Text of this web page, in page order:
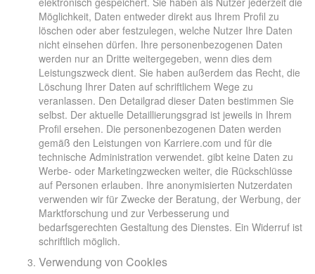
Möglichkeit, Daten entweder direkt aus Ihrem Profil zu
löschen oder aber festzulegen, welche Nutzer Ihre Daten
nicht einsehen dürfen. Ihre personenbezogenen Daten
werden nur an Dritte weitergegeben, wenn dies dem
Leistungszweck dient. Sie haben außerdem das Recht, die
Löschung Ihrer Daten auf schriftlichem Wege zu
veranlassen. Den Detailgrad dieser Daten bestimmen Sie
selbst. Der aktuelle Detaillierungsgrad ist jeweils in Ihrem
Profil ersehen. Die personenbezogenen Daten werden
gemäß den Leistungen von Karriere.com und für die
technische Administration verwendet. gibt keine Daten zu
Werbe- oder Marketingzwecken weiter, die Rückschlüsse
auf Personen erlauben. Ihre anonymisierten Nutzerdaten
verwenden wir für Zwecke der Beratung, der Werbung, der
Marktforschung und zur Verbesserung und
bedarfsgerechten Gestaltung des Dienstes. Ein Widerruf ist
schriftlich möglich.
Verwendung von Cookies